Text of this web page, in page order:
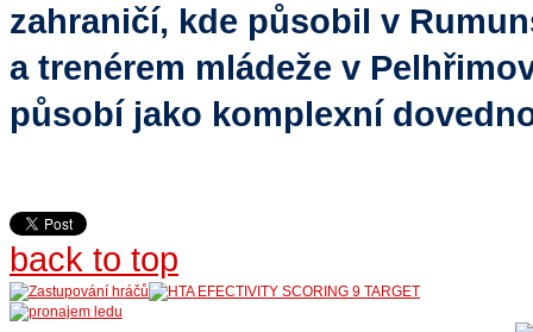
zahraničí, kde působil v
a trenérem mládeže v
působí jako komplexní
back to top